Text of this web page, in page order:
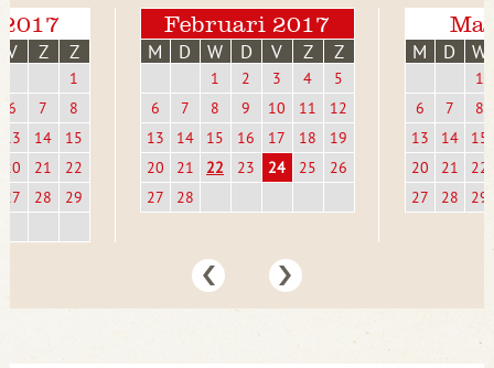
V Z Z
1
6
7
8
13
14
15
20
21
22
27
28 29
Februari 2017
M D W D V Z Z
1 2 3 4
5
6
7 8 9 10 11
12
13
14 15 16 17 18
19
20
21 22 23 24 25
26
27
28
M D W
1
6
7
8
13
14
15
20
21
22
27
28 29